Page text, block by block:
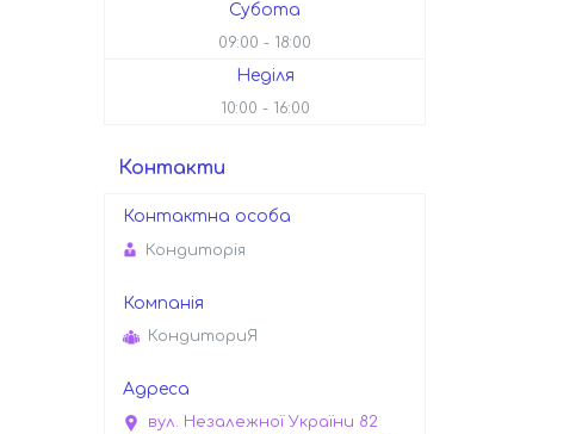
Субота
09:00 18:00
Неділя
10:00 16:00
Контакти
Кондиторiя
КондиториЯ
вул. Незалежної України 82